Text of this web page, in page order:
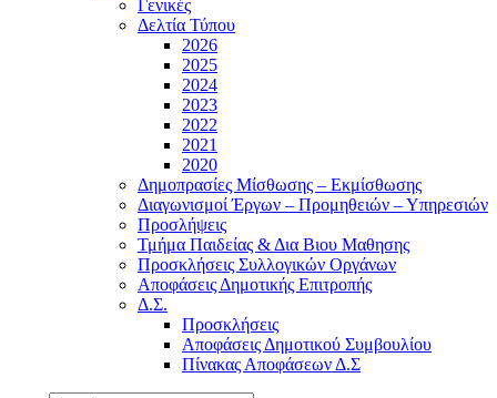
Γενικές
Δελτία Τύπου
2026
2025
2024
2023
2022
2021
2020
Δημοπρασίες Μίσθωσης – Εκμίσθωσης
Διαγωνισμοί Έργων – Προμηθειών – Υπηρεσιών
Προσλήψεις
Τμήμα Παιδείας & Δια Βιου Μαθησης
Προσκλήσεις Συλλογικών Οργάνων
Αποφάσεις Δημοτικής Επιτροπής
Δ.Σ.
Προσκλήσεις
Αποφάσεις Δημοτικού Συμβουλίου
Πίνακας Αποφάσεων Δ.Σ